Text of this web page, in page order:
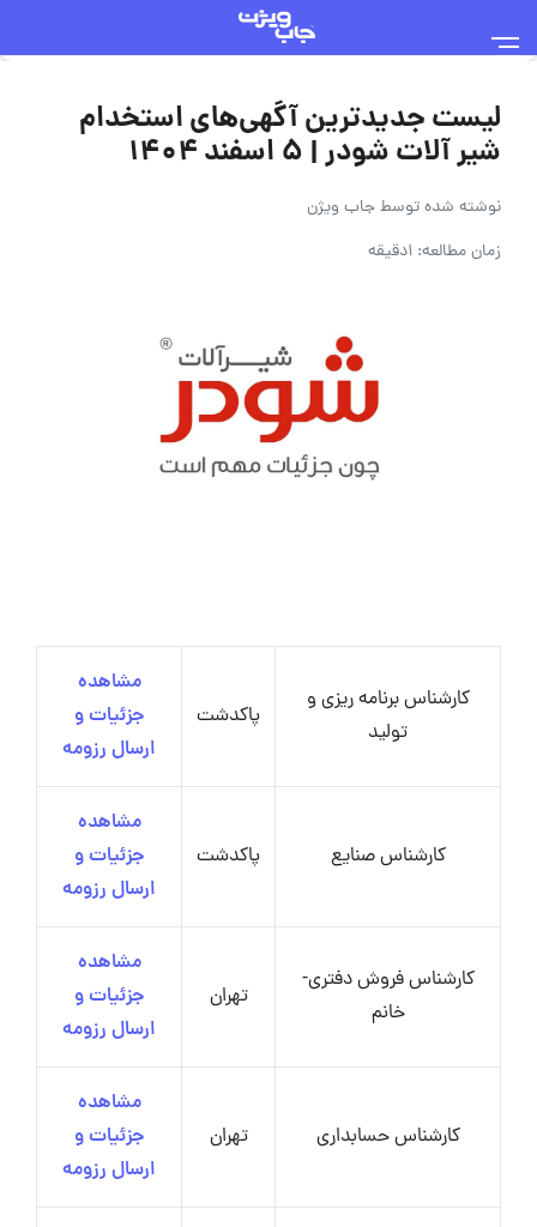
لیست جدیدترین آگهی‌های استخدام
شیر آلات شودر | ۵ اسفند ۱۴۰۴
نوشته شده توسطجاب ویژن
زمان مطالعه: 1دقیقه
کارشناس برنامه ریزی و
تولید
پاکدشت
مشاهده
جزئیات و
ارسال رزومه
کارشناس صنایع پاکدشت
مشاهده
جزئیات و
ارسال رزومه
کارشناس فروش دفتری-
خانم
تهران
مشاهده
جزئیات و
ارسال رزومه
کارشناس حسابداری تهران
مشاهده
جزئیات و
ارسال رزومه